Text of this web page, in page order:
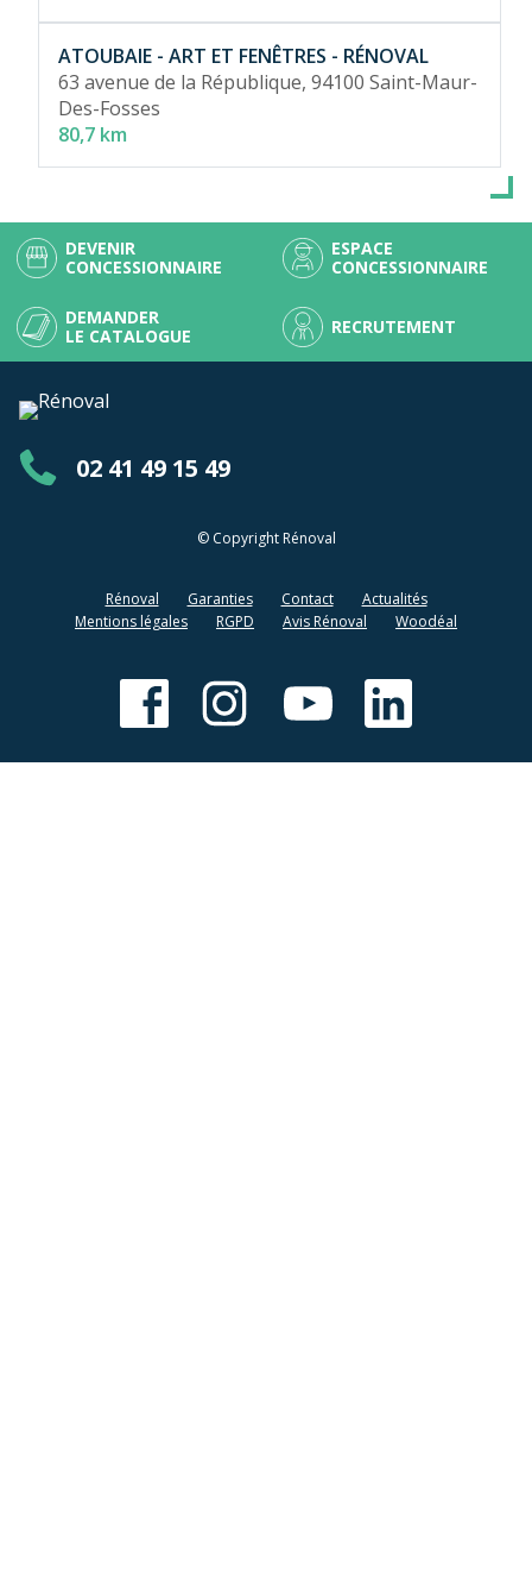
ATOUBAIE - ART ET FENÊTRES - RÉNOVAL
63 avenue de la République, 94100 Saint-Maur-
Des-Fosses
80,7 km
02 41 49 15 49
DEVENIR
CONCESSIONNAIRE
ESPACE
CONCESSIONNAIRE
DEMANDER
LE CATALOGUE
RECRUTEMENT
© Copyright Rénoval
Rénoval Garanties Contact
Actualités
Mentions légales
RGPD Avis Rénoval Woodéal